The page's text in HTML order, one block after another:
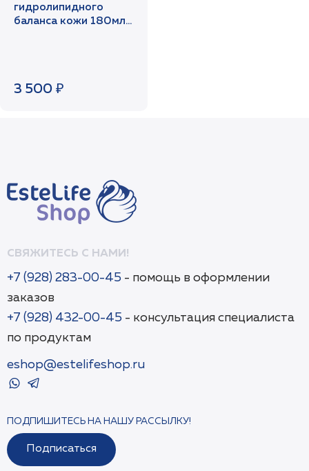
гидролипидного
баланса кожи 180мл
3 500 ₽
СВЯЖИТЕСЬ С НАМИ!
+7 (928) 283-00-45 - помощь в оформлении
заказов
+7 (928) 432-00-45 - консультация специалиста
по продуктам
eshop@estelifeshop.ru
ПОДПИШИТЕСЬ НА НАШУ РАССЫЛКУ!
Подписаться